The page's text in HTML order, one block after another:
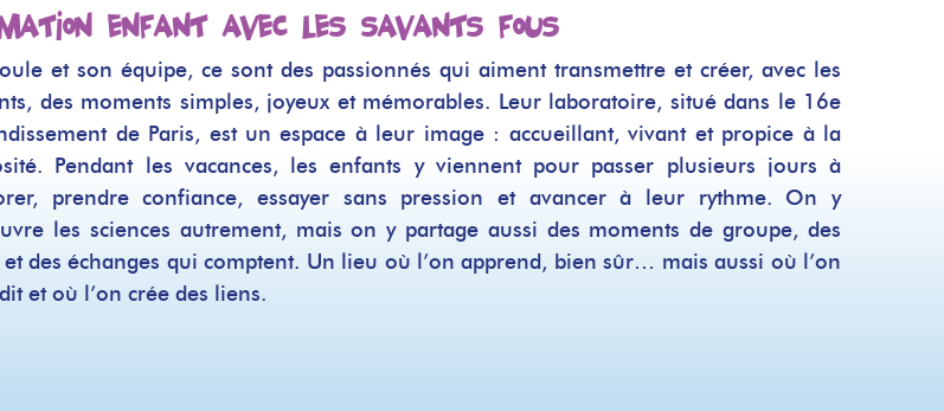
enfant avec Les Savants Fous
et son équipe, ce sont des passionnés qui aiment transmettre et créer, avec les
des moments simples, joyeux et mémorables. Leur laboratoire, situé dans le 16e
de Paris, est un espace à leur image : accueillant, vivant et propice à la
Pendant les vacances, les enfants y viennent pour passer plusieurs jours à
prendre confiance, essayer sans pression et avancer à leur rythme. On y
les sciences autrement, mais on y partage aussi des moments de groupe, des
des échanges qui comptent. Un lieu où l’on apprend, bien sûr… mais aussi où l’on
et où l’on crée des liens.